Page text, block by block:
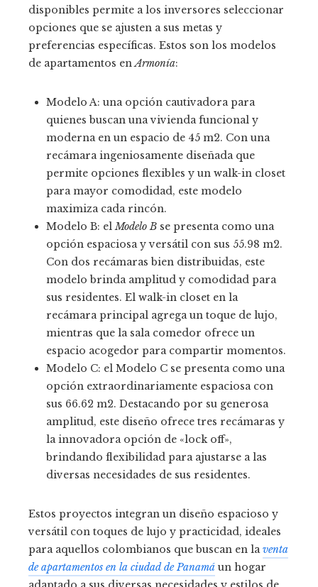
disponibles permite a los inversores seleccionar
opciones que se ajusten a sus metas y
preferencias específicas. Estos son los modelos
de apartamentos enArmonía:
Modelo A: una opción cautivadora para
quienes buscan una vivienda funcional y
moderna en un espacio de 45 m2. Con una
recámara ingeniosamente diseñada que
permite opciones flexibles y un walk-in closet
para mayor comodidad, este modelo
maximiza cada rincón.
Modelo B: elModelo B se presenta como una
opción espaciosa y versátil con sus 55.98 m2.
Con dos recámaras bien distribuidas, este
modelo brinda amplitud y comodidad para
sus residentes. El walk-in closet en la
recámara principal agrega un toque de lujo,
mientras que la sala comedor ofrece un
espacio acogedor para compartir momentos.
Modelo C: el Modelo C se presenta como una
opción extraordinariamente espaciosa con
sus 66.62 m2. Destacando por su generosa
amplitud, este diseño ofrece tres recámaras y
la innovadora opción de «lock off»,
brindando flexibilidad para ajustarse a las
diversas necesidades de sus residentes.
Estos proyectos integran un diseño espacioso y
versátil con toques de lujo y practicidad, ideales
para aquellos colombianos que buscan en laventa
de apartamentos en la ciudad de Panamá un hogar